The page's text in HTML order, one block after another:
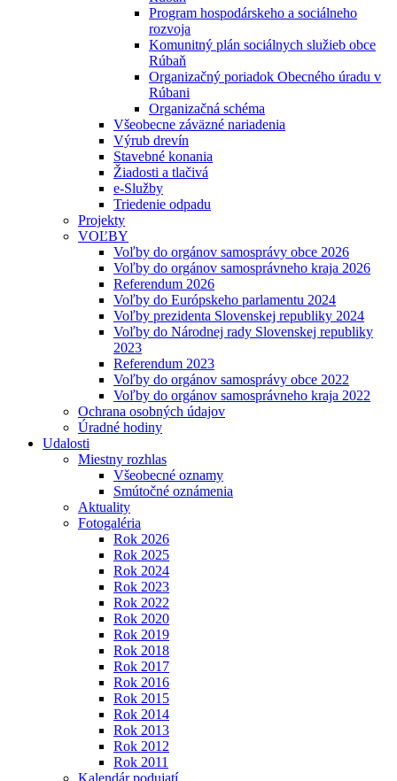
Program hospodárskeho a sociálneho
rozvoja
Komunitný plán sociálnych služieb obce
Rúbaň
Organizačný poriadok Obecného úradu v
Rúbani
Organizačná schéma
Všeobecne záväzné nariadenia
Výrub drevín
Stavebné konania
Žiadosti a tlačivá
e-Služby
Triedenie odpadu
Projekty
VOĽBY
Voľby do orgánov samosprávy obce 2026
Voľby do orgánov samosprávneho kraja 2026
Referendum 2026
Voľby do Európskeho parlamentu 2024
Voľby prezidenta Slovenskej republiky 2024
Voľby do Národnej rady Slovenskej republiky
2023
Referendum 2023
Voľby do orgánov samosprávy obce 2022
Voľby do orgánov samosprávneho kraja 2022
Ochrana osobných údajov
Úradné hodiny
Udalosti
Miestny rozhlas
Všeobecné oznamy
Smútočné oznámenia
Aktuality
Fotogaléria
Rok 2026
Rok 2025
Rok 2024
Rok 2023
Rok 2022
Rok 2020
Rok 2019
Rok 2018
Rok 2017
Rok 2016
Rok 2015
Rok 2014
Rok 2013
Rok 2012
Rok 2011
Kalendár podujatí